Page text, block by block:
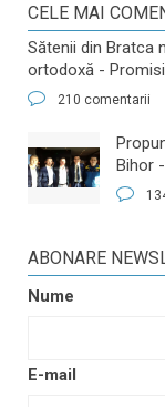
CELE MAI
Sătenii din Bratca
ortodoxă -
210 comentarii
Bihor
ABONARE
Nume
E-mail